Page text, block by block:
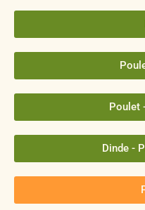
Poulet
Dinde -